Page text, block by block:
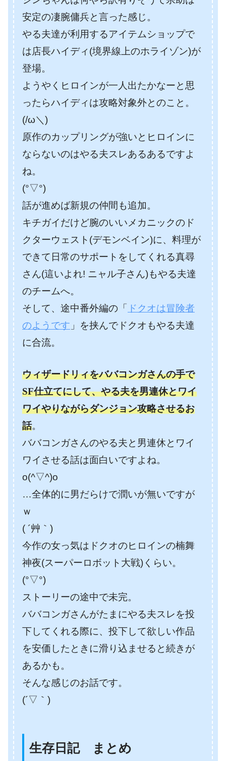
安定の凄腕傭兵と言った感じ。
やる夫達が利用するアイテムショップで
は店長ハイディ(境界線上のホライゾン)が
登場。
ようやくヒロインが一人出たかなーと思
ったらハイディは攻略対象外とのこと。
(/ω＼)
原作のカップリングが強いとヒロインに
ならないのはやる夫スレあるあるですよ
ね。
(°▽°)
話が進めば新規の仲間も追加。
キチガイだけど腕のいいメカニックのド
クターウェスト(デモンベイン)に、料理が
できて日常のサポートをしてくれる真尋
さん(這いよれ! ニャル子さん)もやる夫達
のチームへ。
そして、途中番外編の「 ドクオは冒険者
のようです 」を挟んでドクオもやる夫達
に合流。
ウィザードリィをババコンガさんの手で
SF仕立てにして、やる夫を男連休とワイ
ワイやりながらダンジョン攻略させるお
話。
ババコンガさんのやる夫と男連休とワイ
ワイさせる話は面白いですよね。
o(^▽^)o
…全体的に男だらけで潤いが無いですが
ｗ
( ´艸｀)
今作の女っ気はドクオのヒロインの楠舞
神夜(スーパーロボット大戦)くらい。
(°▽°)
ストーリーの途中で未完。
ババコンガさんがたまにやる夫スレを投
下してくれる際に、投下して欲しい作品
を安価したときに滑り込ませると続きが
あるかも。
そんな感じのお話です。
(´▽｀)
生存日記 まとめ